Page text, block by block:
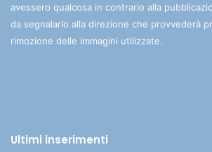
avessero qualcosa in contrario alla
da segnalarlo alla direzione che provvederà
rimozione delle immagini utilizzate.
Ultimi inserimenti